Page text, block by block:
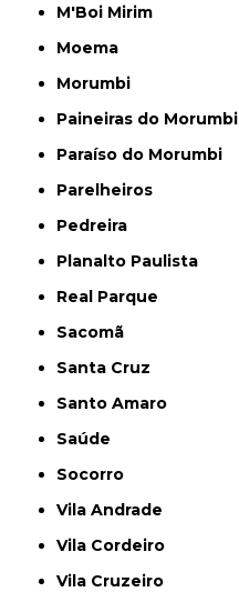
M'Boi Mirim
Moema
Morumbi
Paineiras do Morumbi
Paraíso do Morumbi
Parelheiros
Pedreira
Planalto Paulista
Real Parque
Sacomã
Santa Cruz
Santo Amaro
Saúde
Socorro
Vila Andrade
Vila Cordeiro
Vila Cruzeiro